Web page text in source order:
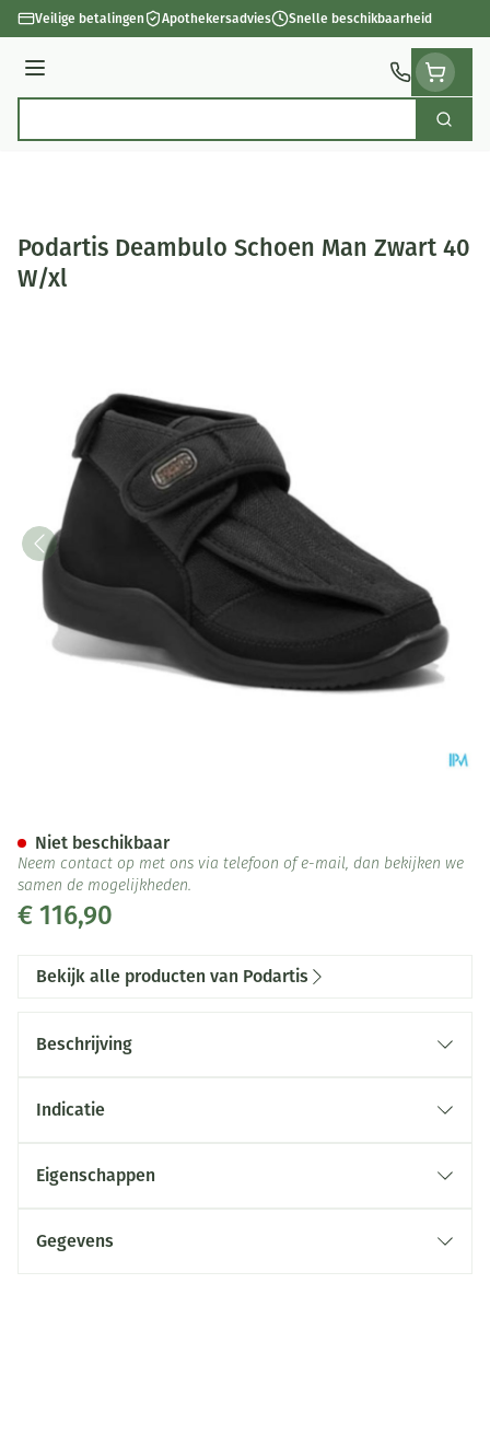
Ga naar de inhoud
Veilige betalingen Apothekersadvies Snelle beschikbaarheid
Menu
Zoek
Podartis Deambulo Schoen Man Zwart 40
W/xl
€ 116,90
Niet beschikbaar
Neem contact op met ons via telefoon of e-mail, dan bekijken we
samen de mogelijkheden.
Bekijk alle producten van Podartis
Beschrijving
Indicatie
Eigenschappen
Gegevens